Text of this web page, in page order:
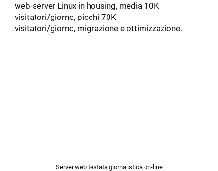
web-server Linux in housing, media 10K
visitatori/giorno, picchi 70K
visitatori/giorno, migrazione e ottimizzazione.
Server web testata giornalistica on-line